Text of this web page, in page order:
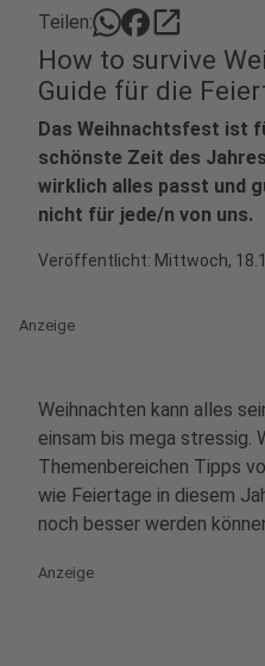
Teilen: open_in_new
How to survive
Guide für die
Das Weihnachtsfest ist
schönste Zeit des
wirklich alles passt und
nicht für jede/n von uns.
Veröffentlicht: Mittwoch,
Anzeige
Weihnachten kann alles
einsam bis mega stressig.
Themenbereichen Tipps
wie Feiertage in diesem
noch besser werden
Anzeige